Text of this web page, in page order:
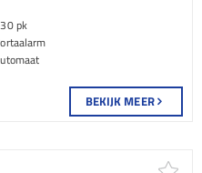
pk
BEKIJK MEER